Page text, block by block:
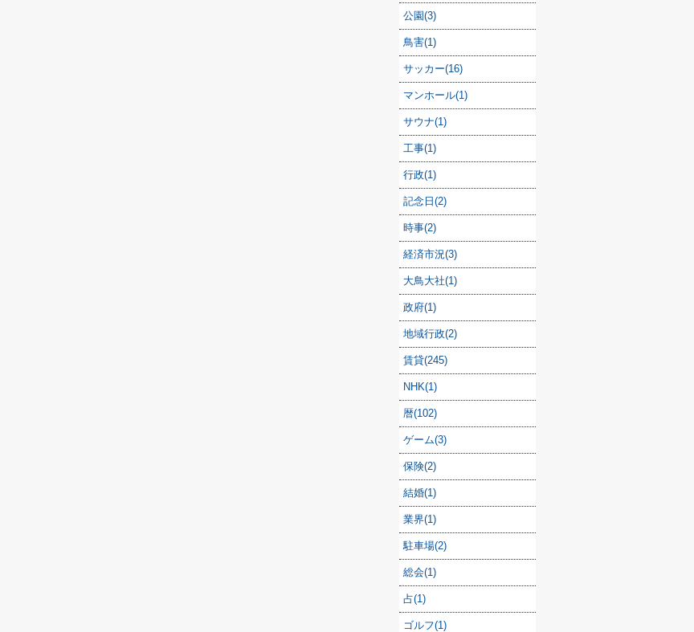
公園(3)
鳥害(1)
サッカー(16)
マンホール(1)
サウナ(1)
工事(1)
行政(1)
記念日(2)
時事(2)
経済市況(3)
大鳥大社(1)
政府(1)
地域行政(2)
賃貸(245)
NHK(1)
暦(102)
ゲーム(3)
保険(2)
結婚(1)
業界(1)
駐車場(2)
総会(1)
占(1)
ゴルフ(1)